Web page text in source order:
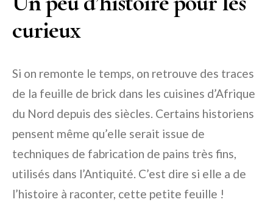
curieux
Si on remonte le temps, on retrouve des traces
de la feuille de brick dans les cuisines d’Afrique
du Nord depuis des siècles. Certains historiens
pensent même qu’elle serait issue de
techniques de fabrication de pains très fins,
utilisés dans l’Antiquité. C’est dire si elle a de
l’histoire à raconter, cette petite feuille !